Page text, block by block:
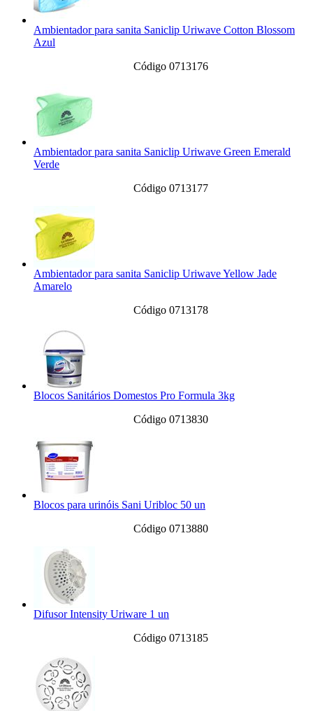
Ambientador para sanita Saniclip Uriwave Cotton Blossom
Azul
Código 0713176
Ambientador para sanita Saniclip Uriwave Green Emerald
Verde
Código 0713177
Ambientador para sanita Saniclip Uriwave Yellow Jade
Amarelo
Código 0713178
Blocos Sanitários Domestos Pro Formula 3kg
Código 0713830
Blocos para urinóis Sani Uribloc 50 un
Código 0713880
Difusor Intensity Uriware 1 un
Código 0713185